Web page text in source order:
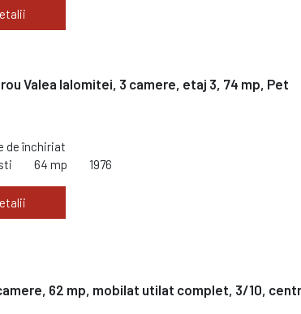
Valea Ialomitei, 3 camere, etaj 3, 74 mp, Pet
de închiriat
64 mp 1976
62 mp, mobilat utilat complet, 3/10,